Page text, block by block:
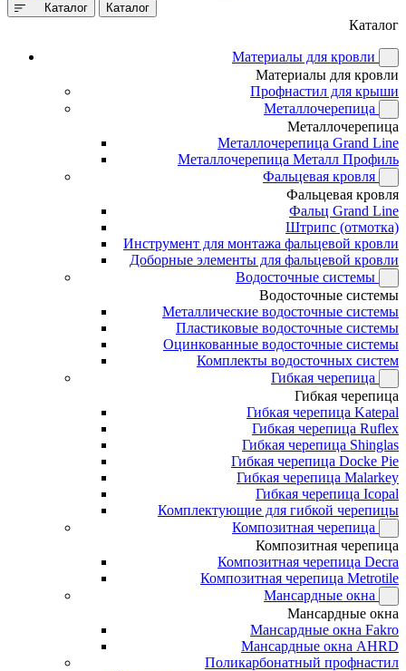
Каталог Каталог
Каталог
Материалы для кровли
Материалы для кровли
Профнастил для крыши
Металлочерепица
Металлочерепица
Металлочерепица Grand Line
Металлочерепица Металл Профиль
Фальцевая кровля
Фальцевая кровля
Фальц Grand Line
Штрипс (отмотка)
Инструмент для монтажа фальцевой кровли
Доборные элементы для фальцевой кровли
Водосточные системы
Водосточные системы
Металлические водосточные системы
Пластиковые водосточные системы
Оцинкованные водосточные системы
Комплекты водосточных систем
Гибкая черепица
Гибкая черепица
Гибкая черепица Katepal
Гибкая черепица Ruflex
Гибкая черепица Shinglas
Гибкая черепица Docke Pie
Гибкая черепица Malarkey
Гибкая черепица Icopal
Комплектующие для гибкой черепицы
Композитная черепица
Композитная черепица
Композитная черепица Decra
Композитная черепица Metrotile
Мансардные окна
Мансардные окна
Мансардные окна Fakro
Мансардные окна AHRD
Поликарбонатный профнастил